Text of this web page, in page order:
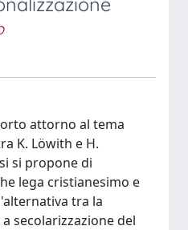
attorno al tema
K. Löwith e H.
si propone di
lega cristianesimo e
tra la
secolarizzazione del